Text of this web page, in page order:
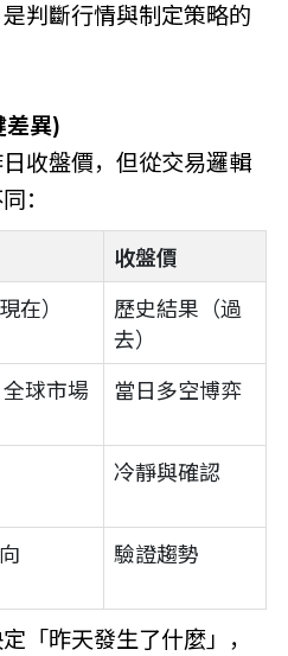
判斷行情與制定策略的
差異)
收盤價，但從交易邏輯
：
收盤價
在）
歷史結果（過
去）
球市場
當日多空博弈
冷靜與確認
驗證趨勢
「昨天發生了什麼」，